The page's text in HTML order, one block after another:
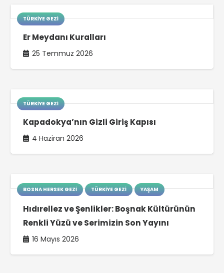
TÜRKIYE GEZI
Er Meydanı Kuralları
25 Temmuz 2026
TÜRKIYE GEZI
Kapadokya’nın Gizli Giriş Kapısı
4 Haziran 2026
BOSNA HERSEK GEZI TÜRKIYE GEZI YAŞAM
Hıdırellez ve Şenlikler: Boşnak Kültürünün
Renkli Yüzü ve Serimizin Son Yayını
16 Mayıs 2026